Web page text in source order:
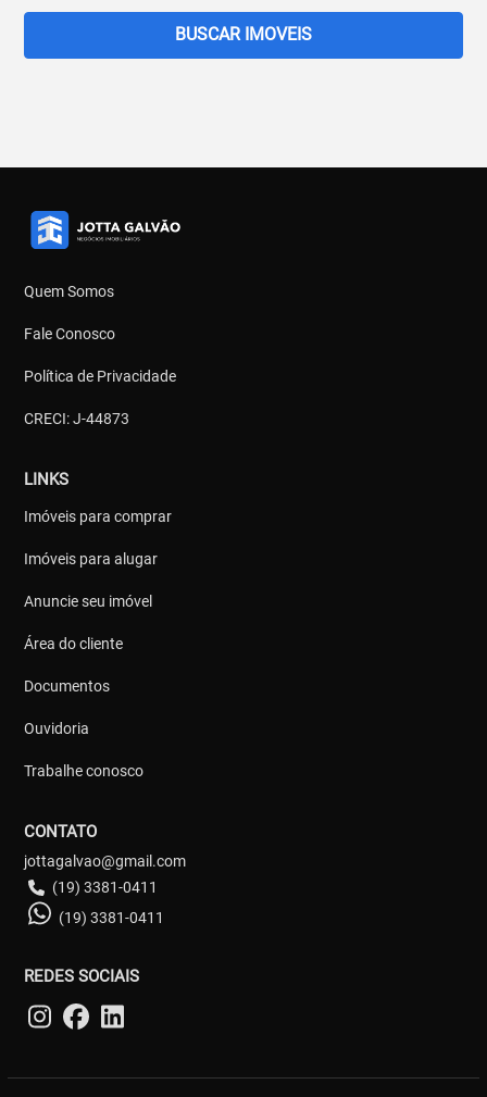
BUSCAR IMOVEIS
Quem Somos
Fale Conosco
Política de Privacidade
CRECI: J-44873
LINKS
Imóveis para comprar
Imóveis para alugar
Anuncie seu imóvel
Área do cliente
Documentos
Ouvidoria
Trabalhe conosco
CONTATO
jottagalvao@gmail.com
(19) 3381-0411
(19) 3381-0411
REDES SOCIAIS